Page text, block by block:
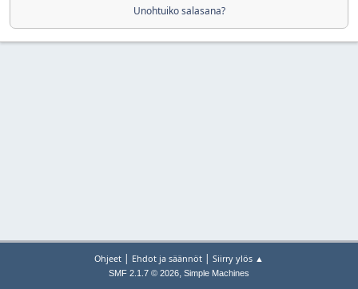
Unohtuiko salasana?
Ohjeet | Ehdot ja säännöt | Siirry ylös ▲
SMF 2.1.7 © 2026, Simple Machines